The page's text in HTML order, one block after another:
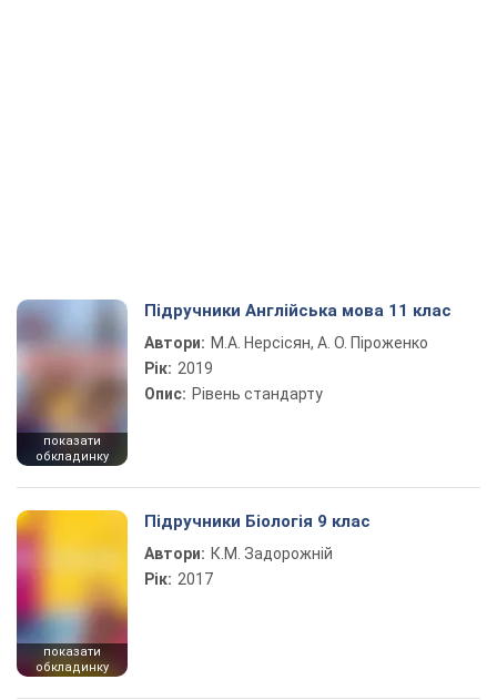
показати
обкладинку
Підручники Англійська мова 11 клас
Автори: М.А. Нерсісян, А. О. Піроженко
Рік: 2019
Опис: Рівень стандарту
показати
обкладинку
Підручники Біологія 9 клас
Автори: К.М. Задорожній
Рік: 2017